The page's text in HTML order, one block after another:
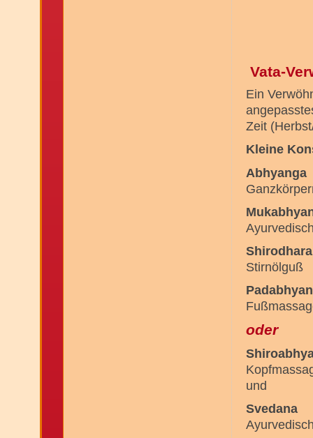
Vata-
Ein
Zeit
Kleine
Abhyanga
Shirodhara
Stirnölguß
oder
und
Svedana